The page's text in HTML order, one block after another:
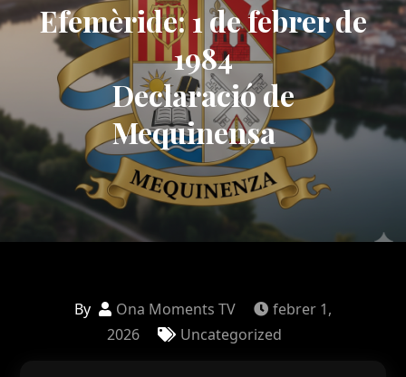
Efemèride: 1 de febrer de
1984
Declaració de
Mequinensa
By Ona Moments TV
febrer 1,
2026
Uncategorized